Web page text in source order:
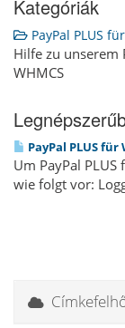
Kategóriák
PayPal PLUS
Hilfe zu unserem
WHMCS
PayPal PLUS
Um PayPal
wie folgt vor: